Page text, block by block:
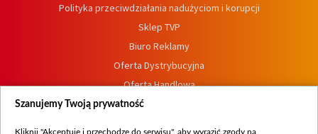
Polityka przeciwdziałania nadużyciom i korupcji
Sklep TVP
Biuro Reklamy
Oferta Dystrybucyjna
Oferta Handlowa
Dostępność
Szanujemy Twoją prywatność
Kliknij "Akceptuję i przechodzę do serwisu", aby wyrazić zgody na